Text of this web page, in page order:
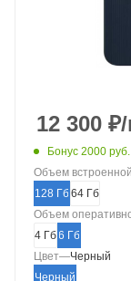
12 300 ₽
Бонус 2000 руб.
Объем
128 Гб 64 Гб
Объем
4 Гб 6 Гб
Цвет—Черный
Черный